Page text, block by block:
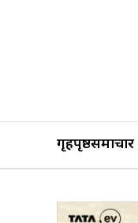
गृहपृष्ठसमाचार